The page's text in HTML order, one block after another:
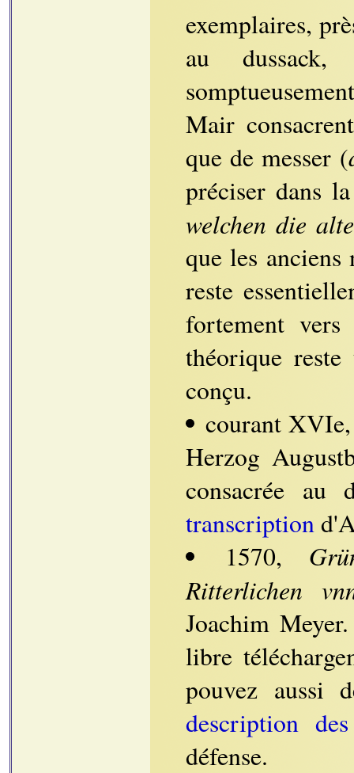
exemplaires,
au
Mair
que de messer (
préciser dans
welchen die
que les
reste
fortement
théorique
conçu.
courant
Herzog
consacrée au
transcription
1570,
Ritterlichen
Joachim
libre
pouvez aussi
description
défense.